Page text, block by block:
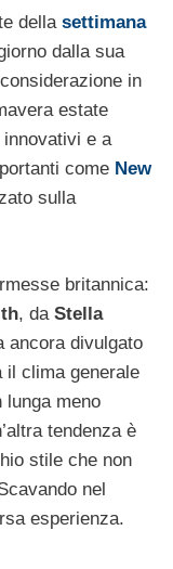
della settimana
dalla sua
in
estate
e a
come New
sulla
britannica:
, da Stella
ancora divulgato
il clima generale
lunga meno
tendenza è
stile che non
nel
esperienza.